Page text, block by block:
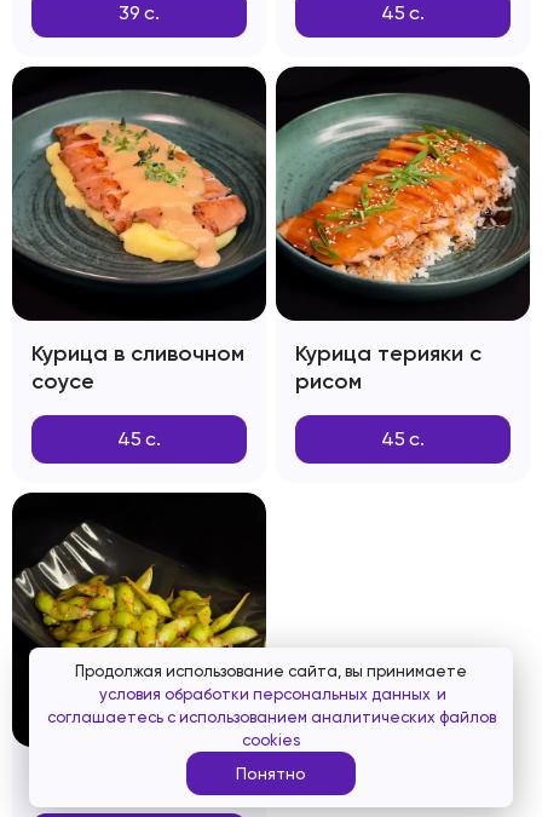
39 с. 45 с.
Курица в сливочном
соусе
45 с.
Курица терияки с
рисом
45 с.
Продолжая использование сайта, вы принимаете
условия обработки персональных данных и
соглашаетесь с использованием аналитических файлов
cookies
Понятно